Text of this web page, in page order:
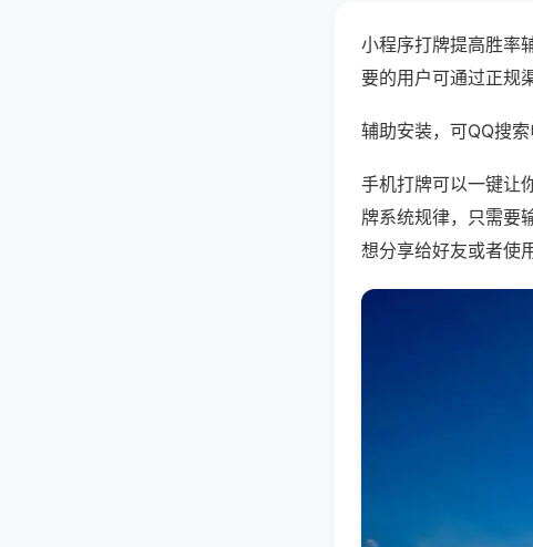
小程序打牌提高胜率
要的用户可通过正规
辅助安装，可QQ搜
手机打牌可以一键让
牌系统规律，只需要
想分享给好友或者使